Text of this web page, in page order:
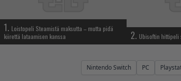
1. Loistopeli Steamistä maksutta – mutta pidä
kiirettä lataamisen kanssa
2. Ubisoftin hittipeli
Nintendo Switch PC